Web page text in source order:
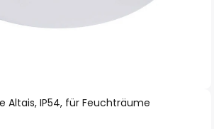
Altais, IP54, für Feuchträume